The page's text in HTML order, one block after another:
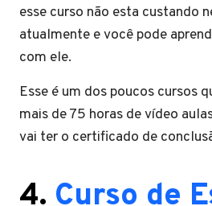
esse curso não esta custando
atualmente e você pode
com ele.
Esse é um dos poucos cursos
mais de 75 horas de vídeo
vai ter o certificado de
4. Curso de